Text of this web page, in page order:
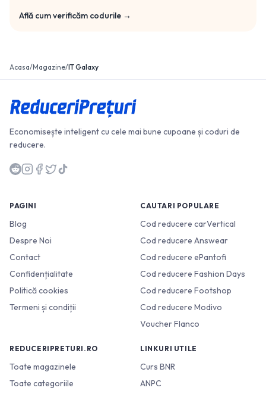
Află cum verificăm codurile →
Acasa/Magazine/IT Galaxy
Economisește inteligent cu cele mai bune cupoane și coduri de
reducere.
PAGINI
Blog
Despre Noi
Contact
Confidențialitate
Politică cookies
Termeni și condiții
CAUTARI POPULARE
Cod reducere carVertical
Cod reducere Answear
Cod reducere ePantofi
Cod reducere Fashion Days
Cod reducere Footshop
Cod reducere Modivo
Voucher Flanco
REDUCERIPRETURI.RO
Toate magazinele
Toate categoriile
LINKURI UTILE
Curs BNR
ANPC